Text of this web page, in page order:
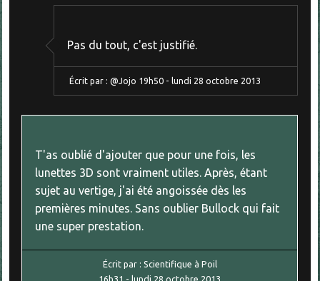
Pas du tout, c'est justifié.
Écrit par : @Jojo 19h50- lundi 28 octobre 2013
T'as oublié d'ajouter que pour une fois, les
lunettes 3D sont vraiment utiles. Après, étant
sujet au vertige, j'ai été angoissée dès les
premières minutes. Sans oublier Bullock qui fait
une super prestation.
Écrit par : Scientifique à Poil
16h31 - lundi 28 octobre 2013